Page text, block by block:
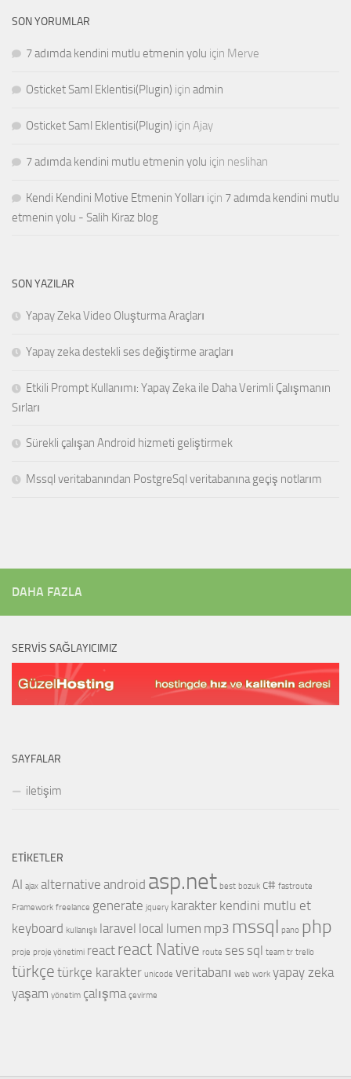
SON YORUMLAR
7 adımda kendini mutlu etmenin yolu için Merve
Osticket Saml Eklentisi(Plugin) için admin
Osticket Saml Eklentisi(Plugin) için Ajay
7 adımda kendini mutlu etmenin yolu için neslihan
Kendi Kendini Motive Etmenin Yolları için 7 adımda kendini mutlu
etmenin yolu - Salih Kiraz blog
SON YAZILAR
Yapay Zeka Video Oluşturma Araçları
Yapay zeka destekli ses değiştirme araçları
Etkili Prompt Kullanımı: Yapay Zeka ile Daha Verimli Çalışmanın
Sırları
Sürekli çalışan Android hizmeti geliştirmek
Mssql veritabanından PostgreSql veritabanına geçiş notlarım
DAHA FAZLA
SERVIS SAĞLAYICIMIZ
SAYFALAR
iletişim
ETIKETLER
AI ajax alternative android asp.net best bozuk c# fastroute
Framework freelance generate jquery karakter kendini mutlu et
keyboard kullanışlı laravel local lumen mp3 mssql pano php
proje proje yönetimi react react Native route ses sql team tr trello
türkçe türkçe karakter unicode veritabanı web work yapay zeka
yaşam yönetim çalışma çevirme